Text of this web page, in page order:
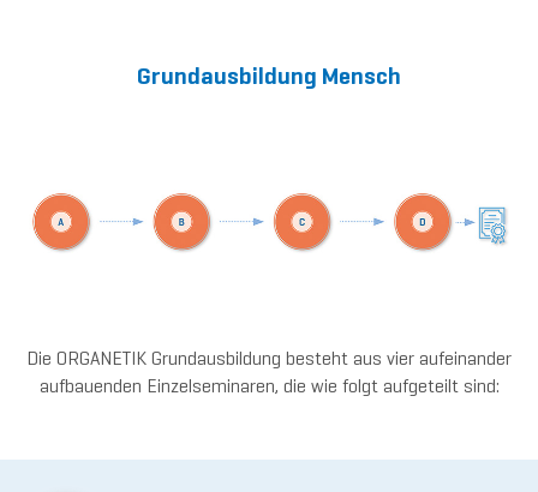
Grundausbildung Mensch
Die ORGANETIK Grundausbildung besteht aus vier aufeinander
aufbauenden Einzelseminaren, die wie folgt aufgeteilt sind: